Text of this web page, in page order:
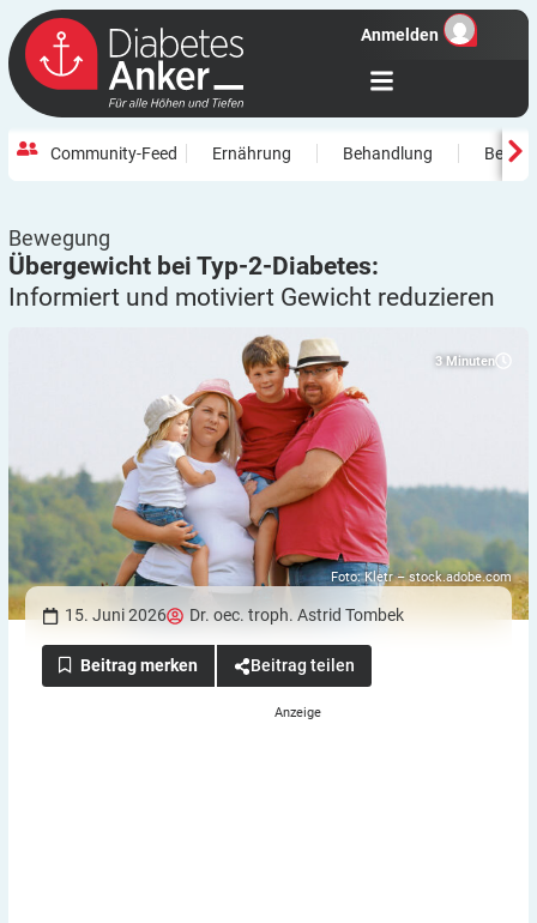
Anmelden
Community-Feed Ernährung Behandlung
Bewegung
Übergewicht bei Typ-2-Diabetes:
Informiert und motiviert Gewicht reduzieren
3 Minuten
Foto: Kletr – stock.adobe.com
15. Juni 2026 Dr. oec. troph. Astrid Tombek
Beitrag teilen